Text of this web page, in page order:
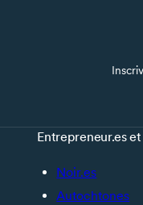
Entrepreneur.es
Noir.es
Autochtones